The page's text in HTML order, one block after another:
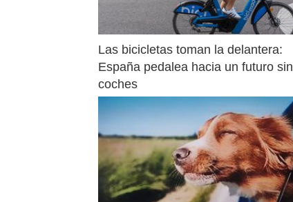
Las bicicletas toman la delantera:
España pedalea hacia un futuro sin
coches